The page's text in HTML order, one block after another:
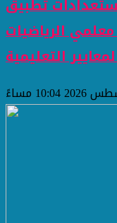
تطبيق
معلمي الرياضيات
التعليمية